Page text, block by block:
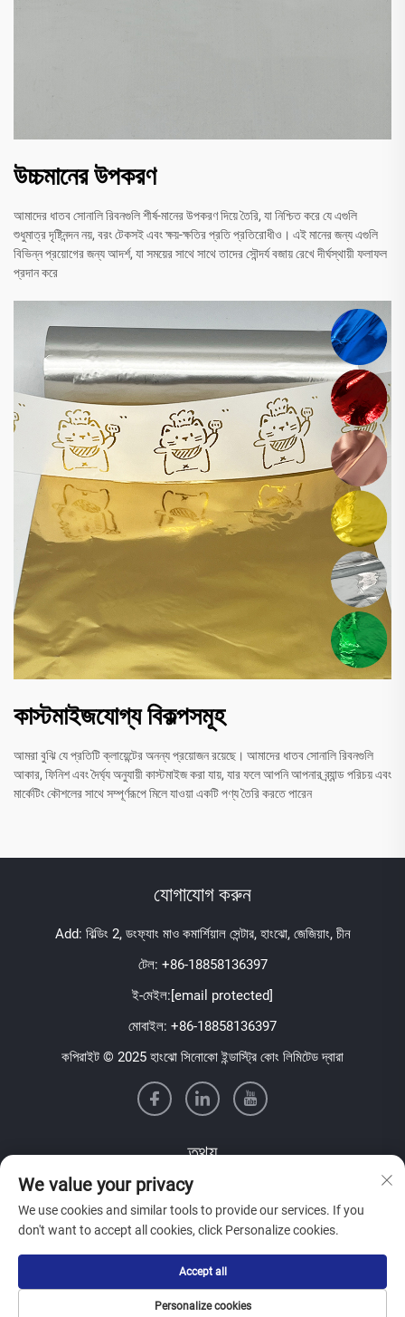
উচ্চমানের উপকরণ
আমাদের ধাতব সোনালি রিবনগুলি শীর্ষ-মানের উপকরণ দিয়ে তৈরি, যা নিশ্চিত করে যে এগুলি
শুধুমাত্র দৃষ্টিনন্দন নয়, বরং টেকসই এবং ক্ষয়-ক্ষতির প্রতি প্রতিরোধীও। এই মানের জন্য এগুলি
বিভিন্ন প্রয়োগের জন্য আদর্শ, যা সময়ের সাথে সাথে তাদের সৌন্দর্য বজায় রেখে দীর্ঘস্থায়ী ফলাফল
প্রদান করে
কাস্টমাইজযোগ্য বিকল্পসমূহ
আমরা বুঝি যে প্রতিটি ক্লায়েন্টের অনন্য প্রয়োজন রয়েছে। আমাদের ধাতব সোনালি রিবনগুলি
আকার, ফিনিশ এবং দৈর্ঘ্য অনুযায়ী কাস্টমাইজ করা যায়, যার ফলে আপনি আপনার ব্র্যান্ড পরিচয় এবং
মার্কেটিং কৌশলের সাথে সম্পূর্ণরূপে মিলে যাওয়া একটি পণ্য তৈরি করতে পারেন
যোগাযোগ করুন
Add: বিল্ডিং 2, ডংফ্যাং মাও কমার্শিয়াল সেন্টার, হাংঝো, জেজিয়াং, চীন
টেল: +86-18858136397
ই-মেইল:[email protected]
মোবাইল: +86-18858136397
কপিরাইট © 2025 হাংঝো সিনোকো ইন্ডাস্ট্রি কোং লিমিটেড দ্বারা
তথ্য
আমাদের সাপ্তাহিক নিউজলেটার পেতে সাইন আপ করুন
জমা দিন
We value your privacy
We use cookies and similar tools to provide our services. If you
don't want to accept all cookies, click Personalize cookies.
Personalize cookies
Accept all